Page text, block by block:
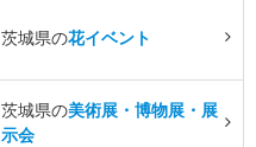
茨城県の花イベント
茨城県の美術展・博物展・展
示会